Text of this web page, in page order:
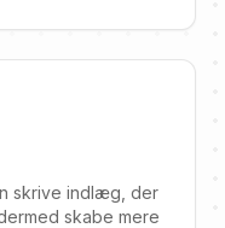
skrive indlæg, der
skabe mere